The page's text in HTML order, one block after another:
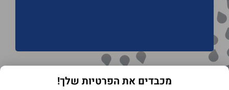
מכבדים את הפרטיות שלך!